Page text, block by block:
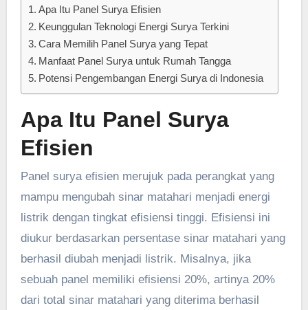
Apa Itu Panel Surya Efisien
Keunggulan Teknologi Energi Surya Terkini
Cara Memilih Panel Surya yang Tepat
Manfaat Panel Surya untuk Rumah Tangga
Potensi Pengembangan Energi Surya di Indonesia
Apa Itu Panel Surya
Efisien
Panel surya efisien merujuk pada perangkat yang
mampu mengubah sinar matahari menjadi energi
listrik dengan tingkat efisiensi tinggi. Efisiensi ini
diukur berdasarkan persentase sinar matahari yang
berhasil diubah menjadi listrik. Misalnya, jika
sebuah panel memiliki efisiensi 20%, artinya 20%
dari total sinar matahari yang diterima berhasil